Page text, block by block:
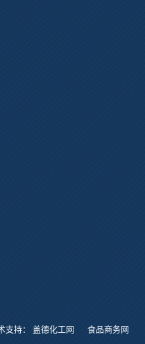
支持： 盖德化工网 食品商务网